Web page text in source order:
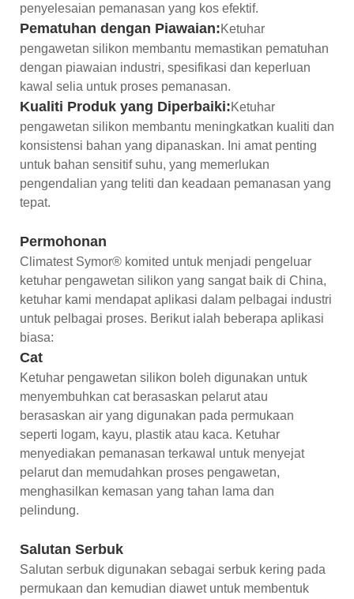
penyelesaian pemanasan yang kos efektif.
Pematuhan dengan Piawaian:Ketuhar
pengawetan silikon membantu memastikan pematuhan
dengan piawaian industri, spesifikasi dan keperluan
kawal selia untuk proses pemanasan.
Kualiti Produk yang Diperbaiki:Ketuhar
pengawetan silikon membantu meningkatkan kualiti dan
konsistensi bahan yang dipanaskan. Ini amat penting
untuk bahan sensitif suhu, yang memerlukan
pengendalian yang teliti dan keadaan pemanasan yang
tepat.
Permohonan
Climatest Symor® komited untuk menjadi pengeluar
ketuhar pengawetan silikon yang sangat baik di China,
ketuhar kami mendapat aplikasi dalam pelbagai industri
untuk pelbagai proses. Berikut ialah beberapa aplikasi
biasa:
Cat
Ketuhar pengawetan silikon boleh digunakan untuk
menyembuhkan cat berasaskan pelarut atau
berasaskan air yang digunakan pada permukaan
seperti logam, kayu, plastik atau kaca. Ketuhar
menyediakan pemanasan terkawal untuk menyejat
pelarut dan memudahkan proses pengawetan,
menghasilkan kemasan yang tahan lama dan
pelindung.
Salutan Serbuk
Salutan serbuk digunakan sebagai serbuk kering pada
permukaan dan kemudian diawet untuk membentuk